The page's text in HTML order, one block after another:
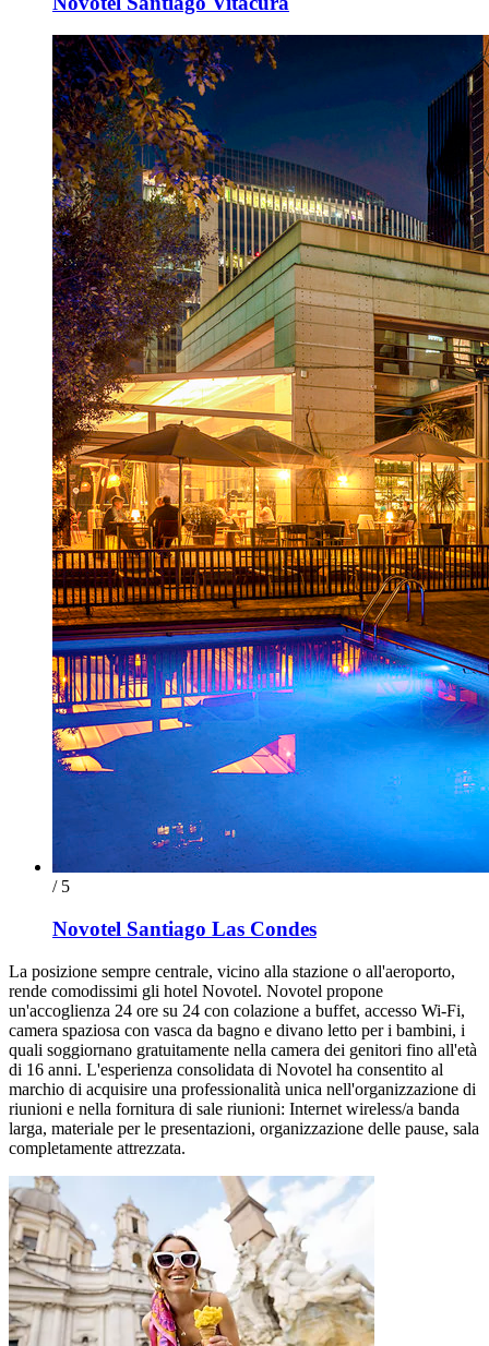
/ 5
Novotel Santiago Las Condes
La posizione sempre centrale, vicino alla stazione o all'aeroporto,
rende comodissimi gli hotel Novotel. Novotel propone
un'accoglienza 24 ore su 24 con colazione a buffet, accesso Wi-Fi,
camera spaziosa con vasca da bagno e divano letto per i bambini, i
quali soggiornano gratuitamente nella camera dei genitori fino all'età
di 16 anni. L'esperienza consolidata di Novotel ha consentito al
marchio di acquisire una professionalità unica nell'organizzazione di
riunioni e nella fornitura di sale riunioni: Internet wireless/a banda
larga, materiale per le presentazioni, organizzazione delle pause, sala
completamente attrezzata.